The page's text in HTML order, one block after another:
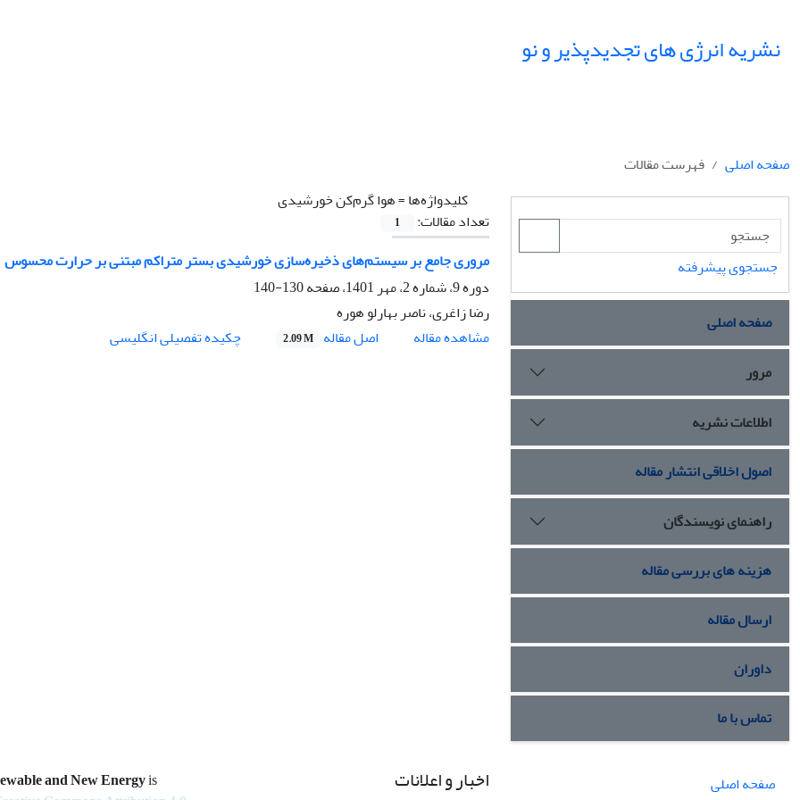
نشریه انرژی های تجدیدپذیر و نو
صفحه اصلی
فهرست مقالات
کلیدواژه‌ها =هوا گرم‌کن خورشیدی
تعداد مقالات:
1
مروری جامع بر سیستم‌های ذخیره‌سازی خورشیدی بستر متراکم مبتنی بر حرارت محسوس
دوره 9، شماره 2، مهر 1401، صفحه
130-140
رضا زاغری، ناصر بهارلو هوره
مشاهده مقاله
اصل مقاله 2.09 M چکیده تفصیلی انگلیسی
جستجوی پیشرفته
صفحه اصلی
مرور
اطلاعات نشریه
اصول اخلاقی انتشار مقاله
راهنمای نویسندگان
هزینه های بررسی مقاله
ارسال مقاله
داوران
تماس با ما
صفحه اصلی
اخبار و اعلانات and New Energyis